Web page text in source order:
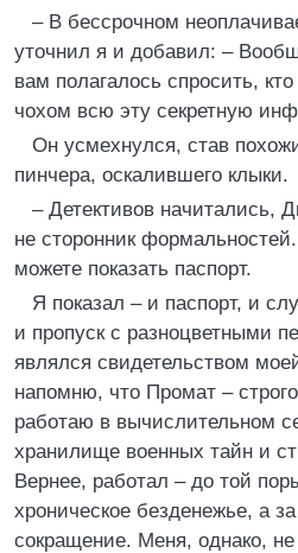
– В бессрочном
уточнил я и добавил: –
вам полагалось спросить,
чохом всю эту секретную
Он усмехнулся, став
пинчера, оскалившего клыки.
– Детективов начитались,
не сторонник
можете показать паспорт.
Я показал – и паспорт, и
и пропуск с разноцветными
являлся свидетельством
напомню, что Промат –
работаю в вычислительном
хранилище военных тайн и
Вернее, работал – до той
хроническое безденежье, а
сокращение. Меня, однако,